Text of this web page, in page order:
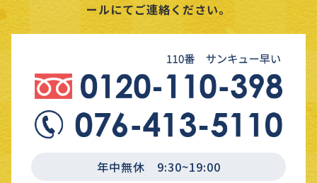
ールにてご連絡ください。
年中無休 9:30~19:00